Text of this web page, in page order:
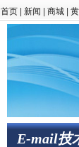
首页 新闻 商城
E-mail技